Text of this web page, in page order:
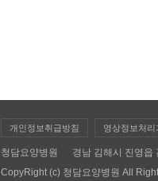
개인정보취급방침 영상정보처
청담요양병원 경남 김해시 진영
CopyRight (c) 청담요양병원 All